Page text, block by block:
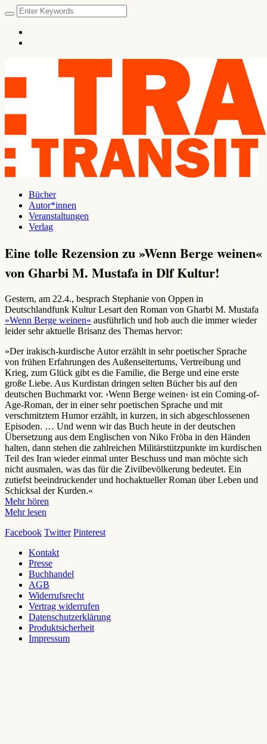
Bücher
Autor*innen
Veranstaltungen
Verlag
Eine tolle Rezension zu »Wenn Berge weinen«
von Gharbi M. Mustafa in Dlf Kultur!
Gestern, am 22.4., besprach Stephanie von Oppen in
Deutschlandfunk Kultur Lesart den Roman von Gharbi M. Mustafa
»Wenn Berge weinen« ausführlich und hob auch die immer wieder
leider sehr aktuelle Brisanz des Themas hervor:
»Der irakisch-kurdische Autor erzählt in sehr poetischer Sprache
von frühen Erfahrungen des Außenseitertums, Vertreibung und
Krieg, zum Glück gibt es die Familie, die Berge und eine erste
große Liebe. Aus Kurdistan dringen selten Bücher bis auf den
deutschen Buchmarkt vor. ›Wenn Berge weinen‹ ist ein Coming-of-
Age-Roman, der in einer sehr poetischen Sprache und mit
verschmitztem Humor erzählt, in kurzen, in sich abgeschlossenen
Episoden. … Und wenn wir das Buch heute in der deutschen
Übersetzung aus dem Englischen von Niko Fröba in den Händen
halten, dann stehen die zahlreichen Militärstützpunkte im kurdischen
Teil des Iran wieder einmal unter Beschuss und man möchte sich
nicht ausmalen, was das für die Zivilbevölkerung bedeutet. Ein
zutiefst beeindruckender und hochaktueller Roman über Leben und
Schicksal der Kurden.«
Mehr hören
Mehr lesen
Facebook Twitter Pinterest
Kontakt
Presse
Buchhandel
AGB
Widerrufsrecht
Vertrag widerrufen
Datenschutzerklärung
Produktsicherheit
Impressum